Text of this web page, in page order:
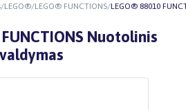
/LEGO®/LEGO® FUNCTIONS/LEGO® 88010
Nuotolinis
valdymas